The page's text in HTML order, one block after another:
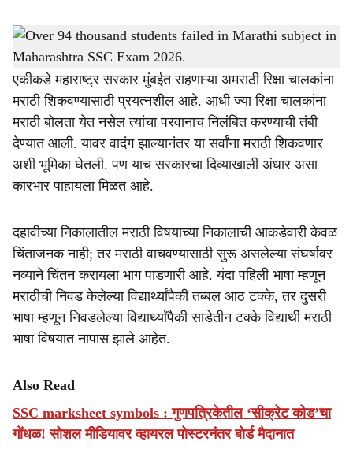
h
a
r
e
Over 94 thousand students failed in Marathi subject in Maharashtra SSC Exam 2026.-
Sarkarnama
एकीकडे महाराष्ट्र सरकार मुंबईत राहणाऱ्या अमराठी रिक्षा चालकांना
मराठी शिकवण्यासाठी प्रयत्नशील आहे. आधी ज्या रिक्षा चालकांना
मराठी बोलता येत नसेल त्यांचा परवानाच निलंबित करण्याची तंबी
देण्यात आली. यावर वादंग झाल्यानंतर या सर्वांना मराठी शिकवणार
अशी भूमिका घेतली. पण याच सरकारचा दिव्याखाली अंधार असा
कारभार पाहायला मिळत आहे.
दहावीच्या निकालातील मराठी विषयाच्या निकालाची आकडेवारी केवळ
चिंताजनक नाही; तर मराठी वाचवण्यासाठी सुरू असलेल्या संघर्षावर
नव्याने चिंतन करायला भाग पाडणारी आहे. यंदा पहिली भाषा म्हणून
मराठीची निवड केलेल्या विद्यार्थ्यांपैकी तब्बल आठ टक्के, तर दुसरी
भाषा म्हणून निवडलेल्या विद्यार्थ्यांपैकी साडेतीन टक्के विद्यार्थी मराठी
भाषा विषयात नापास झाले आहेत.
Also Read
SSC marksheet symbols : गुणपत्रिकेतील ‘सीक्रेट कोड’चा
गोंधळ! सोशल मीडियावर व्हायरल पोस्टरनंतर बोर्ड मैदानात